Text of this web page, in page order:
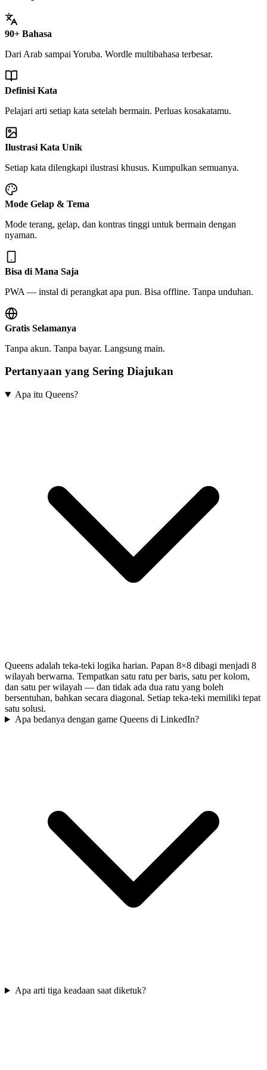
90+ Bahasa
Dari Arab sampai Yoruba. Wordle multibahasa terbesar.
Definisi Kata
Pelajari arti setiap kata setelah bermain. Perluas kosakatamu.
Ilustrasi Kata Unik
Setiap kata dilengkapi ilustrasi khusus. Kumpulkan semuanya.
Mode Gelap & Tema
Mode terang, gelap, dan kontras tinggi untuk bermain dengan
nyaman.
Bisa di Mana Saja
PWA — instal di perangkat apa pun. Bisa offline. Tanpa unduhan.
Gratis Selamanya
Tanpa akun. Tanpa bayar. Langsung main.
Pertanyaan yang Sering Diajukan
Apa itu Queens?
Queens adalah teka-teki logika harian. Papan 8×8 dibagi menjadi 8
wilayah berwarna. Tempatkan satu ratu per baris, satu per kolom,
dan satu per wilayah — dan tidak ada dua ratu yang boleh
bersentuhan, bahkan secara diagonal. Setiap teka-teki memiliki tepat
satu solusi.
Apa bedanya dengan game Queens di LinkedIn?
Apa arti tiga keadaan saat diketuk?